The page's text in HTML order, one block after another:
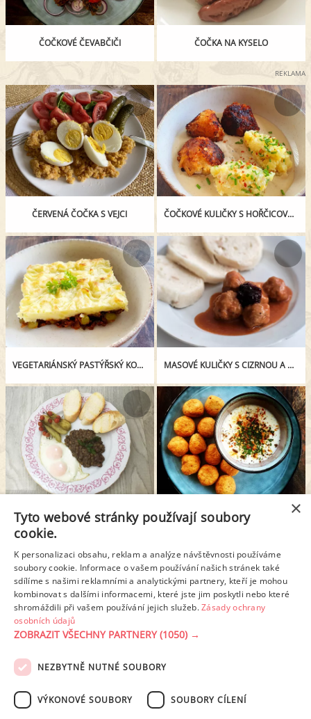
ČOČKOVÉ ČEVABČIČI ČOČKA NA KYSELO
REKLAMA
ČERVENÁ ČOČKA S VEJCI ČOČKOVÉ KULIČKY S HOŘČICOVOU OMÁČKOU
VEGETARIÁNSKÝ PASTÝŘSKÝ KOLÁČ MASOVÉ KULIČKY S CIZRNOU A BAZALKOU
BLANŠÍROVANÁ ČOČKA NA KYSELO FALAFEL Z CIZRNY
1 2 3 4 5 6
Další stránka >
PODMÍNKY UŽITÍ ZÁSADY OCHRANY OSOBNÍCH ÚDAJŮ
NASTAVENÍ COOKIES
×
Tyto webové stránky používají soubory
cookie.
K personalizaci obsahu, reklam a analýze návštěvnosti používáme
soubory cookie. Informace o vašem používání našich stránek také
sdílíme s našimi reklamními a analytickými partnery, kteří je mohou
kombinovat s dalšími informacemi, které jste jim poskytli nebo které
shromáždili při vašem používání jejich služeb.Zásady ochrany
osobních údajů
ZOBRAZIT VŠECHNY PARTNERY(1050) →
NEZBYTNĚ NUTNÉ SOUBORY
VÝKONOVÉ SOUBORY SOUBORY CÍLENÍ